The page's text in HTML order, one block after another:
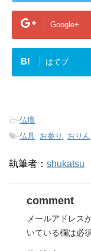
Google+
B! はてブ
-仏壇
-仏具 お参り おりん
執筆者： shukatsu
comment
メールアドレス
いている欄は必